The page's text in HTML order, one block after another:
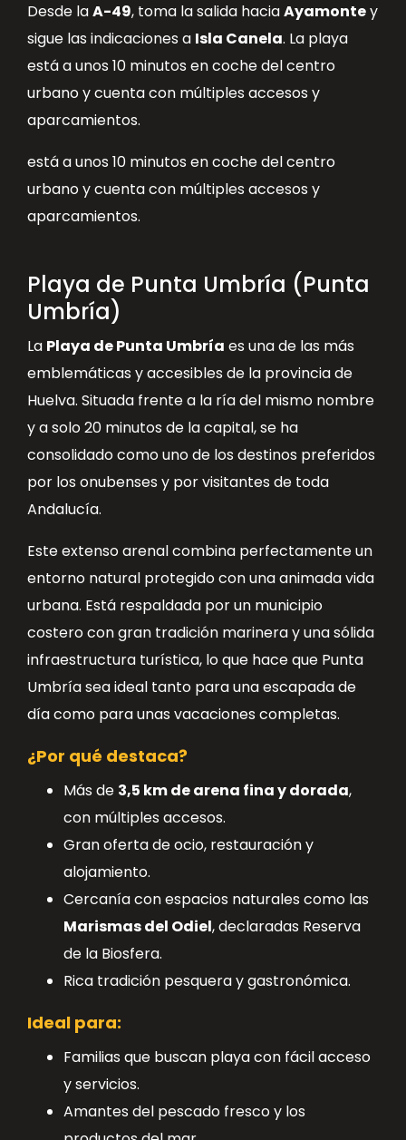
Desde laA-49, toma la salida haciaAyamontey
sigue las indicaciones a Isla Canela. La playa
está a unos 10 minutos en coche del centro
urbano y cuenta con múltiples accesos y
aparcamientos.
está a unos 10 minutos en coche del centro
urbano y cuenta con múltiples accesos y
aparcamientos.
Playa de Punta Umbría (Punta
Umbría)
La Playa de Punta Umbría es una de las más
emblemáticas y accesibles de la provincia de
Huelva. Situada frente a la ría del mismo nombre
y a solo 20 minutos de la capital, se ha
consolidado como uno de los destinos preferidos
por los onubenses y por visitantes de toda
Andalucía.
Este extenso arenal combina perfectamente un
entorno natural protegido con una animada vida
urbana. Está respaldada por un municipio
costero con gran tradición marinera y una sólida
infraestructura turística, lo que hace que Punta
Umbría sea ideal tanto para una escapada de
día como para unas vacaciones completas.
¿Por qué destaca?
Más de 3,5 km de arena fina y dorada,
con múltiples accesos.
Gran oferta de ocio, restauración y
alojamiento.
Cercanía con espacios naturales como las
Marismas del Odiel, declaradas Reserva
de la Biosfera.
Rica tradición pesquera y gastronómica.
Ideal para:
Familias que buscan playa con fácil acceso
y servicios.
Amantes del pescado fresco y los